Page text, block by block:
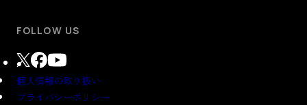
FOLLOW US
個人情報の取り扱い
プライバシーポリシー